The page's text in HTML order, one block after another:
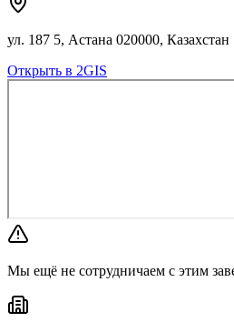
ул. 187 5, Астана 020000, Казахстан
Открыть в 2GIS
Мы ещё не сотрудничаем с этим